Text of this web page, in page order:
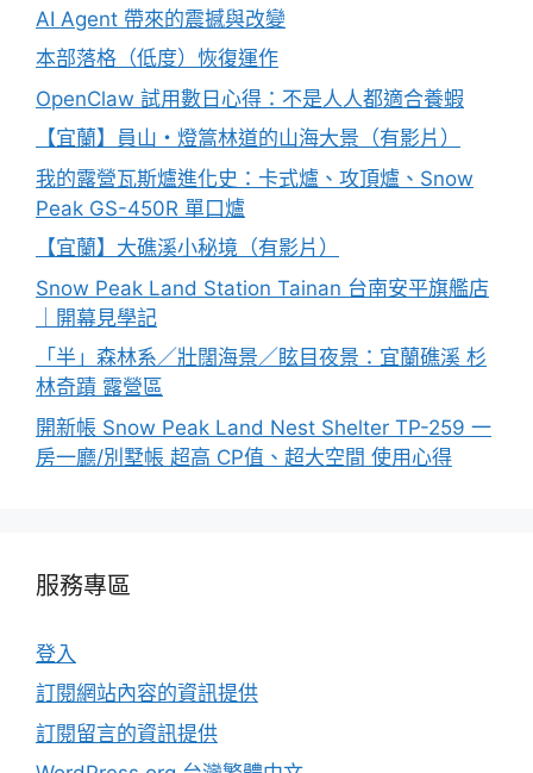
AI Agent 帶來的震撼與改變
本部落格（低度）恢復運作
OpenClaw 試用數日心得：不是人人都適合養蝦
【宜蘭】員山・燈篙林道的山海大景（有影片）
我的露營瓦斯爐進化史：卡式爐、攻頂爐、Snow
Peak GS-450R 單口爐
【宜蘭】大礁溪小秘境（有影片）
Snow Peak Land Station Tainan 台南安平旗艦店
｜開幕見學記
「半」森林系／壯闊海景／眩目夜景：宜蘭礁溪 杉
林奇蹟 露營區
開新帳 Snow Peak Land Nest Shelter TP-259 一
房一廳/別墅帳 超高 CP值、超大空間 使用心得
服務專區
登入
訂閱網站內容的資訊提供
訂閱留言的資訊提供